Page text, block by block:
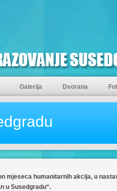
Galerija Dvorana
mjeseca humanitarnih akcija, u
u Susedgradu“.